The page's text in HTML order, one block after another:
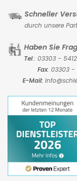
Schneller
durch unsere
Haben Sie
Tel.: 03303 -
Fax: 03303 -
E-Mail: